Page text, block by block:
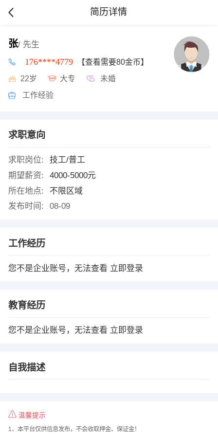
简历详情
张/ 先生
176****4779 【查看需要80金币】
22岁 大专 未婚
工作经验
求职意向
求职岗位:
技工/普工
期望薪资:
4000-5000元
所在地点:
不限区域
发布时间:
08-09
工作经历
您不是企业账号，无法查看 立即登录
教育经历
您不是企业账号，无法查看 立即登录
自我描述
温馨提示
1、本平台仅供信息发布，不会收取押金、保证金！